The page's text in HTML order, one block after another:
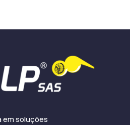
em soluções